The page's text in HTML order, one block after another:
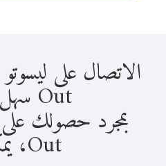
Out سهل للغاية.
Out، يمكنك: